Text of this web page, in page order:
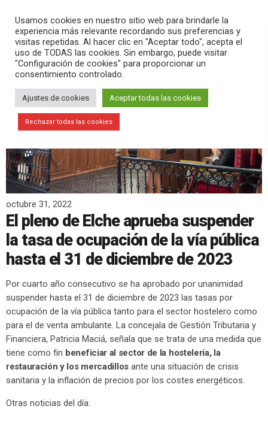
search menu pause PLAY
octubre 31, 2022
El pleno de Elche aprueba suspender
la tasa de ocupación de la vía pública
hasta el 31 de diciembre de 2023
Por cuarto año consecutivo se ha aprobado por unanimidad
suspender hasta el 31 de diciembre de 2023 las tasas por
ocupación de la vía pública tanto para el sector hostelero como
para el de venta ambulante. La concejala de Gestión Tributaria y
Financiera, Patricia Maciá, señala que se trata de una medida que
tiene como fin beneficiar al sector de la hostelería, la
restauración y los mercadillos ante una situación de crisis
sanitaria y la inflación de precios por los costes energéticos.
Otras noticias del día:
Usamos cookies en nuestro sitio web para brindarle la
experiencia más relevante recordando sus preferencias y
visitas repetidas. Al hacer clic en "Aceptar todo", acepta el
uso de TODAS las cookies. Sin embargo, puede visitar
"Configuración de cookies" para proporcionar un
consentimiento controlado.
Ajustes de cookies Aceptar todas las cookies
Rechazar todas las cookies